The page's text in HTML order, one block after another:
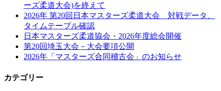
ーズ柔道大会)を終えて
2026年 第20回日本マスターズ柔道大会 対戦データ、
タイムテーブル確認
日本マスターズ柔道協会・2026年度総会開催
第20回埼玉大会－大会要項公開
2026年「マスターズ合同稽古会」のお知らせ
カテゴリー